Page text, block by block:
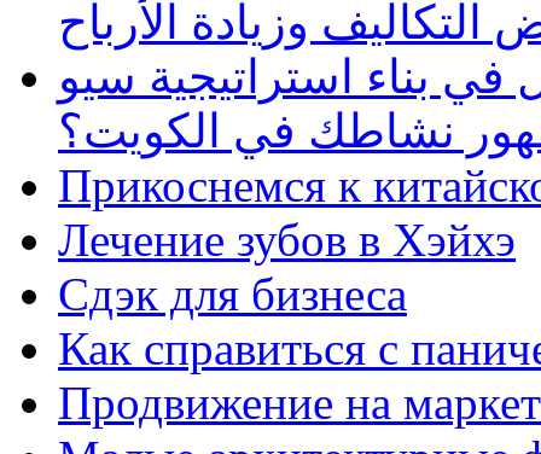
وزيادة الأرباح
بناء استراتيجية سيو
نشاطك في الكويت؟
Прикоснемся к
Лечение зубов в Хэйхэ
Сдэк для бизнеса
Как справиться с
Продвижение на